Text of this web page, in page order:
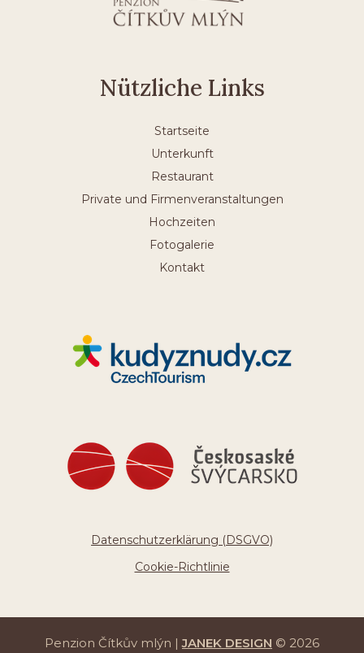
Nützliche Links
Startseite
Unterkunft
Restaurant
Private und Firmenveranstaltungen
Hochzeiten
Fotogalerie
Kontakt
Datenschutzerklärung (DSGVO)
Cookie-Richtlinie
Penzion Čítkův mlýn |JANEK DESIGN © 2026